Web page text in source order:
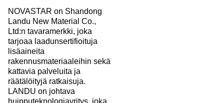
NOVASTAR on Shandong
Landu New Material Co.,
Ltd:n tavaramerkki, joka
tarjoaa laadunsertifioituja
lisäaineita
rakennusmateriaaleihin sekä
kattavia palveluita ja
räätälöityjä ratkaisuja.
LANDU on johtava
huipputeknologiayritys, joka